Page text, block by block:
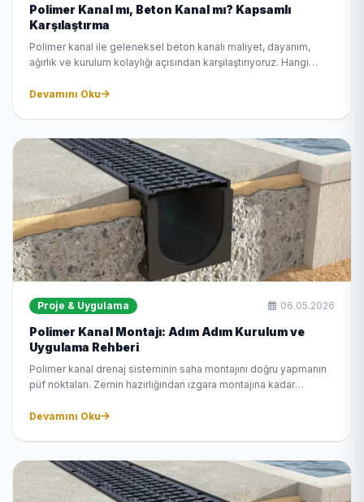
Polimer Kanal mı, Beton Kanal mı? Kapsamlı
Karşılaştırma
Polimer kanal ile geleneksel beton kanalı maliyet, dayanım,
ağırlık ve kurulum kolaylığı açısından karşılaştırıyoruz. Hangi
Devamını Oku
Proje & Uygulama 06.05.2026
Polimer Kanal Montajı: Adım Adım Kurulum ve
Uygulama Rehberi
Polimer kanal drenaj sisteminin saha montajını doğru yapmanın
püf noktaları. Zemin hazırlığından ızgara montajına kadar
Devamını Oku